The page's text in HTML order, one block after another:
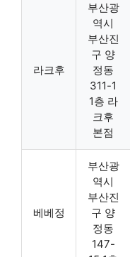
라크후
부산광
역시
부산진
구 양
정동
311-1
1층 라
크후
본점
베베정
부산광
역시
부산진
구 양
정동
147-